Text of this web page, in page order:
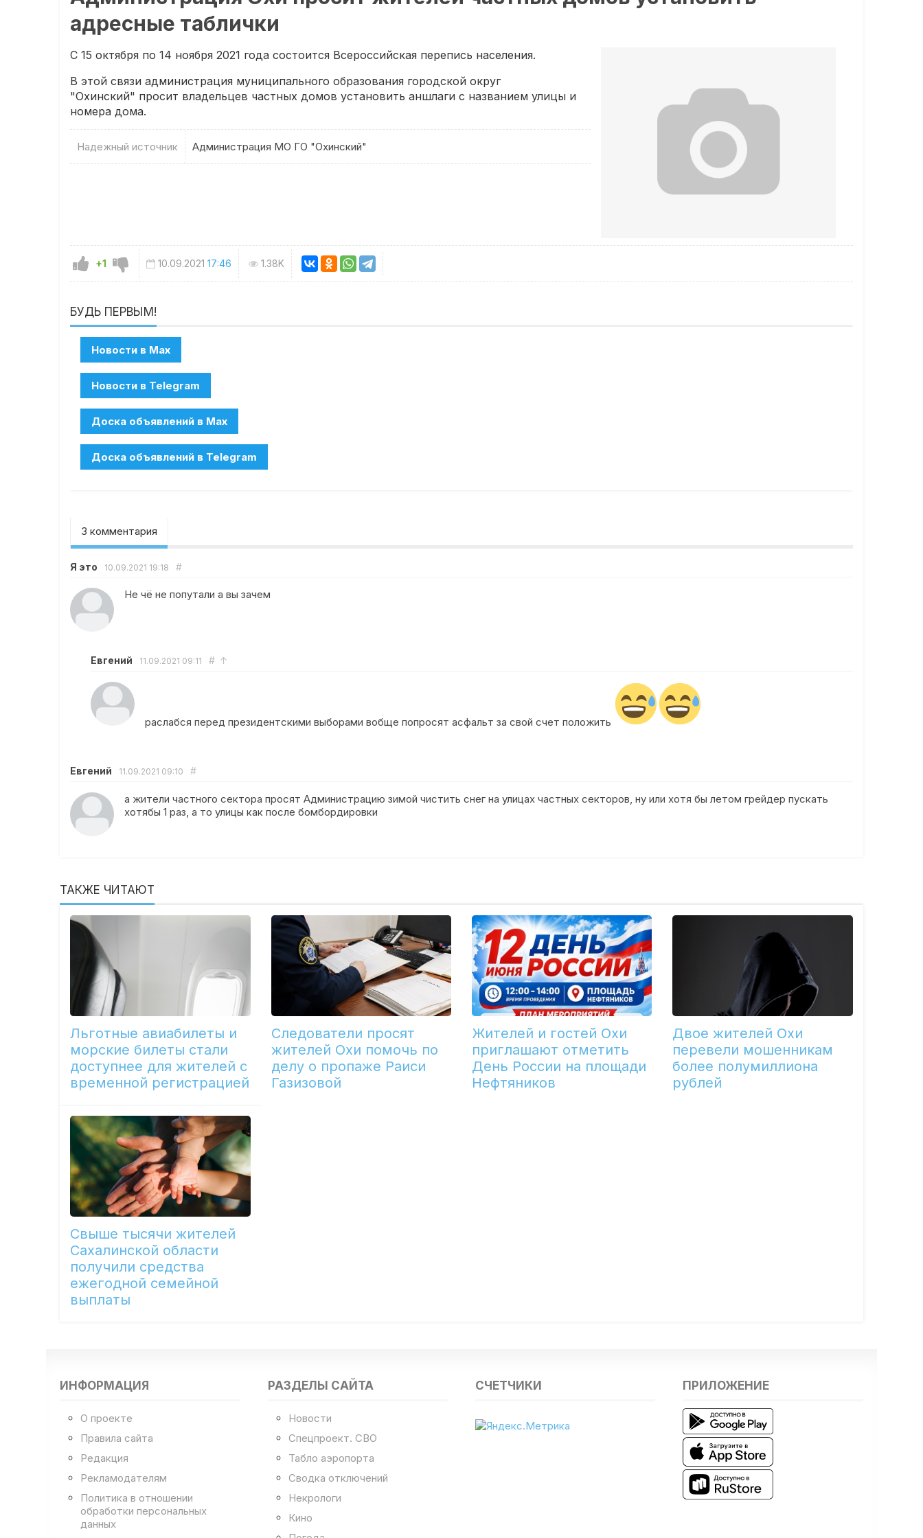
адресные таблички
С 15 октября по 14 ноября 2021 года состоится Всероссийская перепись населения.
В этой связи администрация муниципального образования городской округ
"Охинский" просит владельцев частных домов установить аншлаги с названием улицы и
номера дома.
Надежный источник Администрация МО ГО "Охинский"
+1 10.09.2021 17:46 1.38K
БУДЬ ПЕРВЫМ!
3 комментария
Я это 10.09.2021 19:18 #
Не чё не попутали а вы зачем
Евгений 11.09.2021 09:11 # ↑
раслабся перед президентскими выборами вобще попросят асфальт за свой счет положить
Евгений 11.09.2021 09:10 #
а жители частного сектора просят Администрацию зимой чистить снег на улицах частных секторов, ну или хотя бы летом грейдер пускать
хотябы 1 раз, а то улицы как после бомбордировки
ТАКЖЕ ЧИТАЮТ
Льготные авиабилеты и
морские билеты стали
доступнее для жителей с
временной регистрацией
Следователи просят
жителей Охи помочь по
делу о пропаже Раиси
Газизовой
Жителей и гостей Охи
приглашают отметить
День России на площади
Нефтяников
Двое жителей Охи
перевели мошенникам
более полумиллиона
рублей
Свыше тысячи жителей
Сахалинской области
получили средства
ежегодной семейной
выплаты
ИНФОРМАЦИЯ
О проекте
Правила сайта
Редакция
Рекламодателям
Политика в отношении
обработки персональных
данных
РАЗДЕЛЫ САЙТА
Новости
Спецпроект. СВО
Табло аэропорта
Сводка отключений
Некрологи
Кино
СЧЕТЧИКИ ПРИЛОЖЕНИЕ